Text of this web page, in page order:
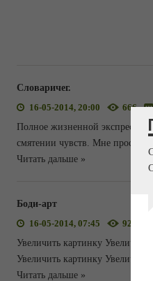
Словаричег.
16-05-2014, 20:00
666
Полное жизненной экспресии и
смятении чувств. Мне просто
Читать дальше »
Боди-арт
16-05-2014, 07:45
928
Увеличить картинку Увеличить
Увеличить картинку Увеличить
Читать дальше »